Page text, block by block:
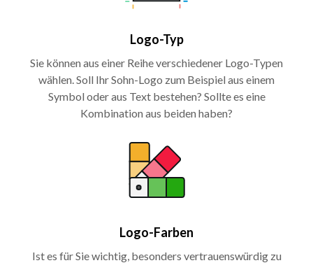
Logo-Typ
Sie können aus einer Reihe verschiedener Logo-Typen
wählen. Soll Ihr Sohn-Logo zum Beispiel aus einem
Symbol oder aus Text bestehen? Sollte es eine
Kombination aus beiden haben?
Logo-Farben
Ist es für Sie wichtig, besonders vertrauenswürdig zu